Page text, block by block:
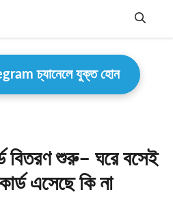
চ্যানেলে যুক্ত হোন
বিতরণ শুরু– ঘরে বসেই
এসেছে কি না